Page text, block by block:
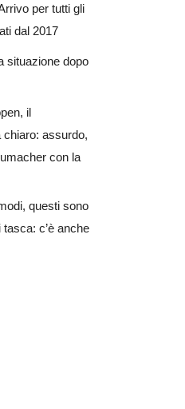
per tutti gli
dal 2017
situazione dopo
il
chiaro: assurdo,
con la
questi sono
c’è anche